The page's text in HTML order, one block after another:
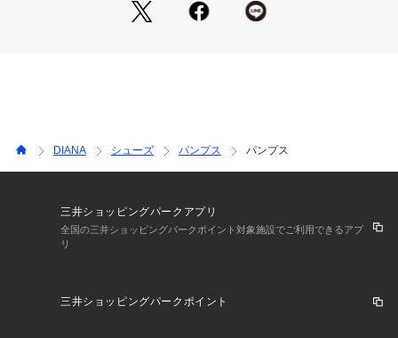
DIANA シューズ パンプス パンプス
三井ショッピングパークアプリ
全国の三井ショッピングパークポイント対象施設でご利用できるアプ
リ
三井ショッピングパークポイント